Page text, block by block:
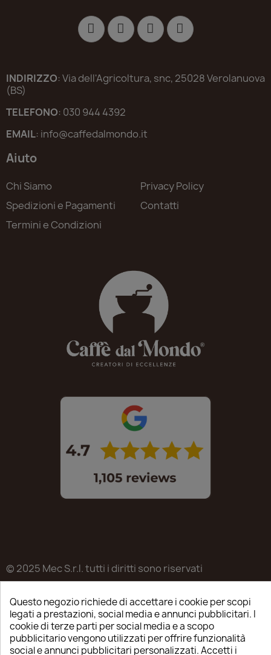
INDIRIZZO: Via dell'Agricoltura, snc, 25028 Verolanuova
(BS)
TELEFONO: 030 944 4392
EMAIL: info@caffedalmondo.it
Aiuto
Chi Siamo
Spedizioni e Pagamenti
Termini e Condizioni
Privacy Policy
Contatti
© 2025 Mec S.r.l. tutti i diritti sono riservati
25020
P.IVA / C.F. / R.I. di Brescia n.03223310982
REA: BS-515638
Questo negozio richiede di accettare i cookie per scopi
legati a prestazioni, social media e annunci pubblicitari. I
cookie di terze parti per social media e a scopo
pubblicitario vengono utilizzati per offrire funzionalità
social e annunci pubblicitari personalizzati. Accetti i